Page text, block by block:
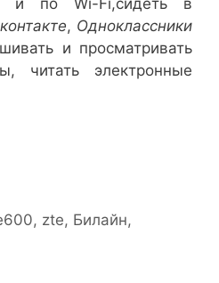
и по Wi-Fi,сидеть в
, Одноклассники
и просматривать
читать электронные
, zte, Билайн,